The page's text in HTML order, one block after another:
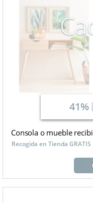
41%
Consola o mueble
Recogida en Tienda